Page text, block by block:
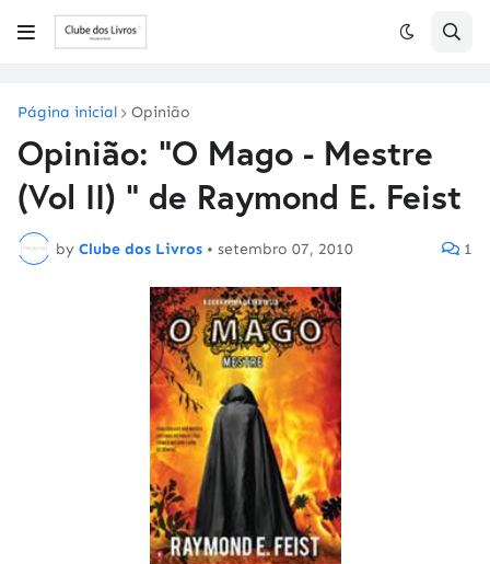
Página inicial Opinião
Opinião: "O Mago - Mestre
(Vol II) " de Raymond E. Feist
by Clube dos Livros • setembro 07, 2010 1